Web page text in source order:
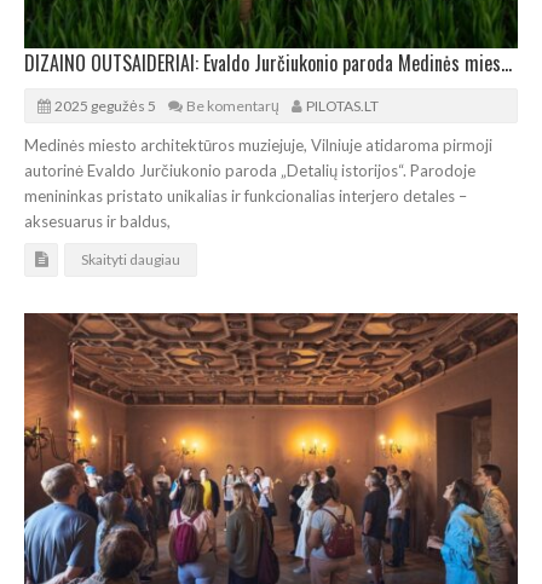
DIZAINO OUTSAIDERIAI: Evaldo Jurčiukonio paroda Medinės miesto architektūros muziejuje
2025 gegužės 5 Be komentarų PILOTAS.LT
Medinės miesto architektūros muziejuje, Vilniuje atidaroma pirmoji
autorinė Evaldo Jurčiukonio paroda „Detalių istorijos“. Parodoje
menininkas pristato unikalias ir funkcionalias interjero detales –
aksesuarus ir baldus,
Skaityti daugiau